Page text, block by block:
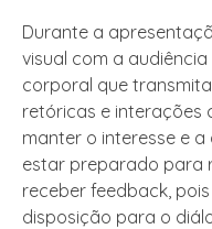
Durante a
visual com a
corporal que
retóricas e interações
manter o interesse e
estar preparado para
receber feedback,
disposição para o